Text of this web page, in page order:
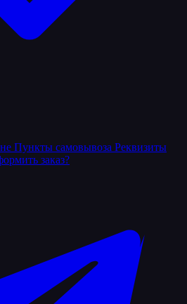
Пункты самовывоза Реквизиты
заказ?